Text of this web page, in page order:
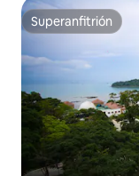
Superanfitrión
Superanfitrión